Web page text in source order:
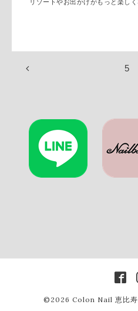
リゾートやお出かけがもっと楽し
5
©2026 Colon Nail 恵比寿